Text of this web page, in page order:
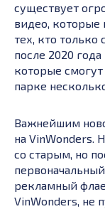
существует
видео, которые
тех, кто только
после 2020
которые
парке
Важнейшим
на VinWonders.
со старым, но
рекламный
VinWonders, не